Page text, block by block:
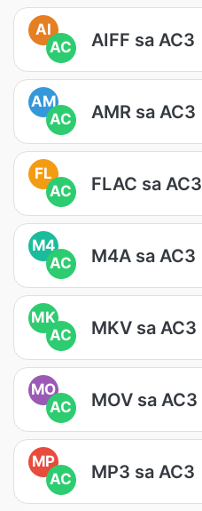
AI
AC
AIFF sa AC3
AM
AC
AMR sa AC3
FL
AC
FLAC sa AC3
M4
AC
M4A sa AC3
MK
AC
MKV sa AC3
MO
AC
MOV sa AC3
MP
AC
MP3 sa AC3